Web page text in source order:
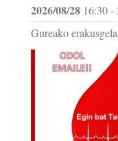
2026/08/28 16:30 -
Gureako